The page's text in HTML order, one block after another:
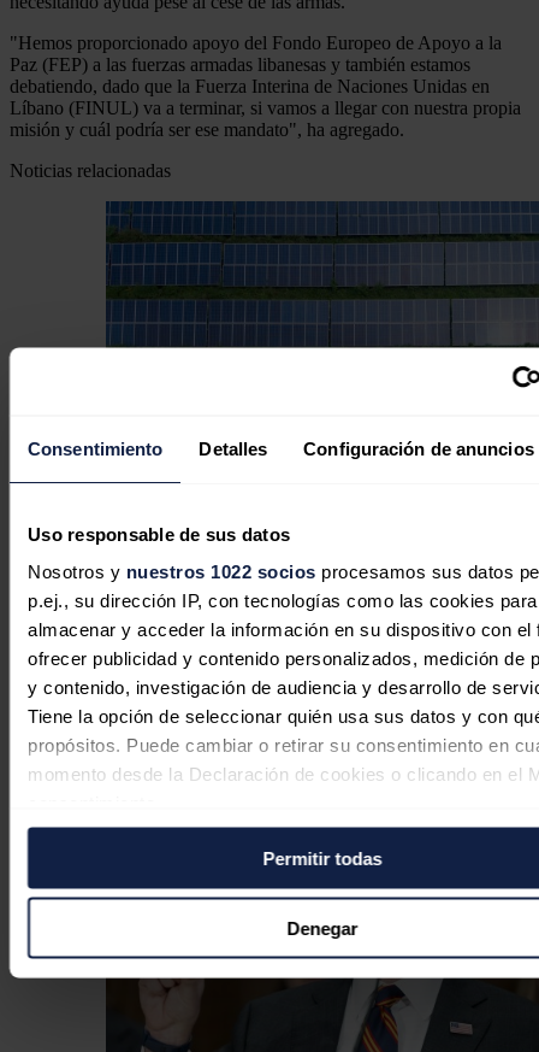
Consentimiento Detalles Configuración de anuncios
Uso responsable de sus datos
Nosotros y nuestros 1022 socios procesamos sus datos
p.ej., su dirección IP, con tecnologías como las cookies para
almacenar y acceder la información en su dispositivo con el
ofrecer publicidad y contenido personalizados, medición de
y contenido, investigación de audiencia y desarrollo de
Tiene la opción de seleccionar quién usa sus datos y con
propósitos. Puede cambiar o retirar su consentimiento en
momento desde la Declaración de cookies o clicando en el
Si lo permite, también quisiéramos:
Recopilar información sobre su ubicación geográfica
puede tener una precisión de varios metros
Identificar su dispositivo analizándolo activamente
características específicas (huellas digitales)
Obtenga más información sobre cómo se procesan sus
personales y establezca sus preferencias en la
Permitir todas
Denegar
"Hemos proporcionado apoyo del Fondo Europeo de Apoyo a la
Paz (FEP) a las fuerzas armadas libanesas y también estamos
debatiendo, dado que la Fuerza Interina de Naciones Unidas en
Líbano (FINUL) va a terminar, si vamos a llegar con nuestra propia
misión y cuál podría ser ese mandato", ha agregado.
Noticias relacionadas
Heelstone Renewable Energy,
compañía de Qualitas Energy,
adquiere un proyecto solar
fotovoltaico de 188 MWp en Estados
Unidos
Redacción05/08/2026